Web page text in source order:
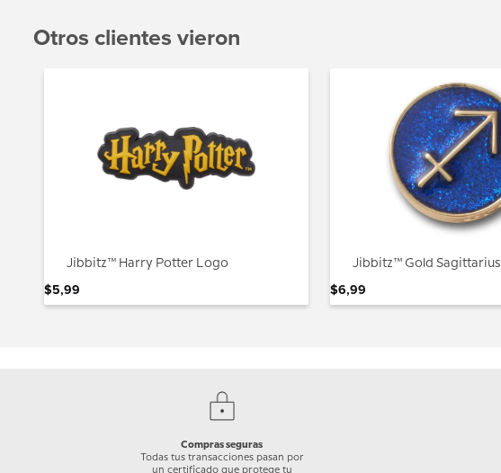
Otros clientes vieron
Jibbitz™ Harry Potter Logo
$5,99
Jibbitz™ Gold Sagittarius
$6,99
Compras seguras
Todas tus transacciones pasan por
un certificado que protege tu